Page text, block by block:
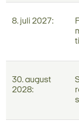
8. juli 2027:
30. august
2028: